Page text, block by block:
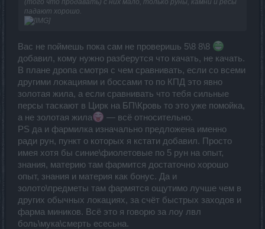
(того что продавать) с них мало, только руны, камни и ресы
падают хорошо.
Вас не поймешь пока сам не проверишь 5\8 8\8
добавил, кому нужно разберутся что качать, не качать.
В плане дропа смотря с чем сравнивать, если со всеми
другими локациями и боссами то по КПД это явно
золотая жила, а если сравнивать что тебя сильные
персы таскают в Цирк на БП\Кровь то это уже помойка,
а не золотая жила
— всё относительно.
PS да и фармилка изначально предложена именно
ради рун, пункт о которых я кстати добавил. Просто
имея хотя бы синие\фиолетовые по 5 рун на опыт,
знания, материю там фармится достаточно хорошо
опыт, знания и материя как бонус. Да и
золото\предметы там фармятся ощутимо лучше чем в
других обычных локациях, за счёт быстрых заходов и
фарма миников. Всё это я говорю за лоу лвл
боль\мука\смерть есесьна.